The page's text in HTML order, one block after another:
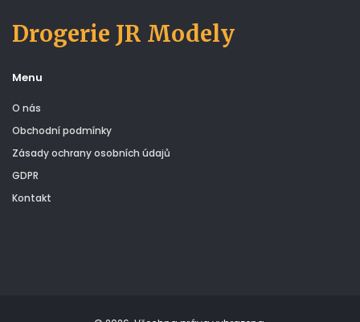
Drogerie JR Modely
Menu
O nás
Obchodní podmínky
Zásady ochrany osobních údajů
GDPR
Kontakt